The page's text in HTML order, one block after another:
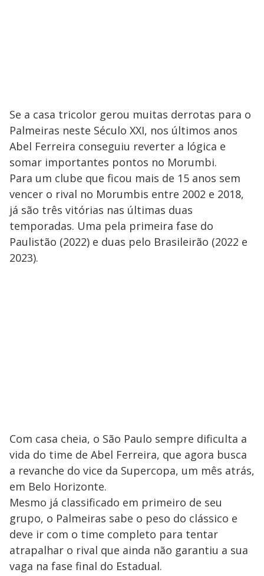
Se a casa tricolor gerou muitas derrotas para o
Palmeiras neste Século XXI, nos últimos anos
Abel Ferreira conseguiu reverter a lógica e
somar importantes pontos no Morumbi.
Para um clube que ficou mais de 15 anos sem
vencer o rival no Morumbis entre 2002 e 2018,
já são três vitórias nas últimas duas
temporadas. Uma pela primeira fase do
Paulistão (2022) e duas pelo Brasileirão (2022 e
2023).
Com casa cheia, o São Paulo sempre dificulta a
vida do time de Abel Ferreira, que agora busca
a revanche do vice da Supercopa, um mês atrás,
em Belo Horizonte.
Mesmo já classificado em primeiro de seu
grupo, o Palmeiras sabe o peso do clássico e
deve ir com o time completo para tentar
atrapalhar o rival que ainda não garantiu a sua
vaga na fase final do Estadual.